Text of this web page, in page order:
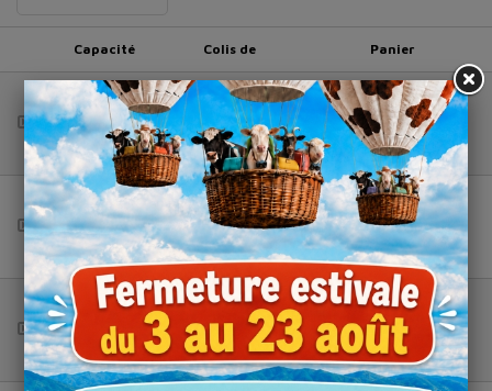
Capacité Colis de Panier
250 ml
2400
Total (HT) :--
375 ml
2160
Total (HT) :--
500 ml
1600
Total (HT) :--